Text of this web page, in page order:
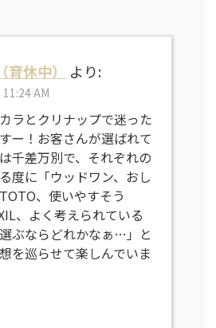
休中） より:
AM
ラとクリナップで迷った
ー！お客さんが選ばれて
千差万別で、それぞれの
度に「ウッドワン、おし
、使いやすそう
、よく考えられている
ぶならどれかなぁ…」と
を巡らせて楽しんでいま